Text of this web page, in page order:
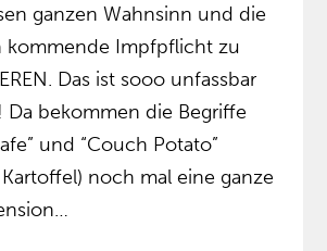
ganzen Wahnsinn und die
kommende Impfpflicht zu
Das ist sooo unfassbar
bekommen die Begriffe
und “Couch Potato”
noch mal eine ganze